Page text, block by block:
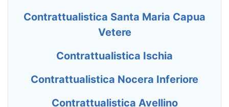
Contrattualistica Santa Maria Capua
Vetere
Contrattualistica Ischia
Contrattualistica Nocera Inferiore
Contrattualistica Avellino